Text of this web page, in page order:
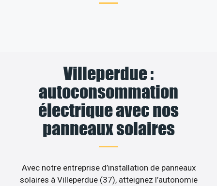
Villeperdue :
autoconsommation
électrique avec nos
panneaux solaires
Avec notre entreprise d’installation de panneaux
solaires à Villeperdue (37), atteignez l’autonomie